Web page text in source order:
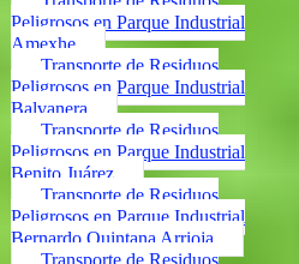
Peligrosos en Parque Industrial
Amexhe
Transporte de Residuos
Peligrosos en Parque Industrial
Balvanera
Transporte de Residuos
Peligrosos en Parque Industrial
Benito Juárez
Transporte de Residuos
Peligrosos en Parque Industrial
Bernardo Quintana Arrioja
Transporte de Residuos